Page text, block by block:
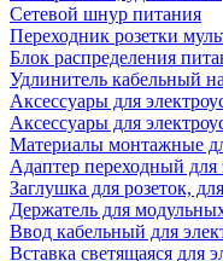
Сетевой шнур питания
Переходник розетки
Блок распределения
Удлинитель кабельный
Аксессуары для
Аксессуары для
Материалы монтажные
Адаптер переходный для
Заглушка для розеток,
Держатель для
Ввод кабельный для
Вставка светящаяся для